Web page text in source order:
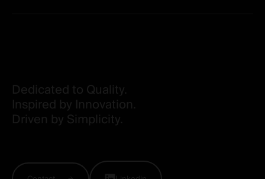
Dedicated to Quality.
Inspired by Innovation.
Driven by Simplicity.